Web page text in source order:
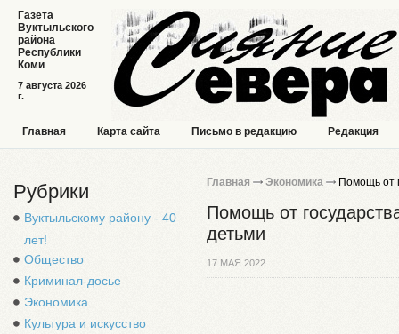
7 августа 2026
г.
Газета
Вуктыльского
района
Республики
Коми
Главная Карта сайта Письмо в редакцию Редакция
Рубрики
Вуктыльскому району - 40
лет!
Общество
Криминал-досье
Экономика
Культура и искусство
Главная Экономика Помощь от
Помощь от
детьми
17 МАЯ 2022